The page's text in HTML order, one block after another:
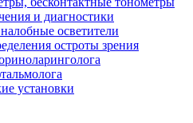
и диагностики
осветители
остроты зрения
установки